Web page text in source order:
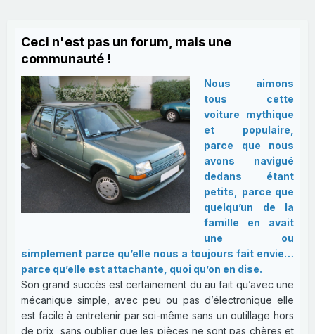
Ceci n'est pas un forum, mais une
communauté !
Nous aimons
tous cette
voiture mythique
et populaire,
parce que nous
avons navigué
dedans étant
petits, parce que
quelqu’un de la
famille en avait
une ou
simplement parce qu’elle nous a toujours fait envie…
parce qu’elle est attachante, quoi qu’on en dise.
Son grand succès est certainement du au fait qu’avec une
mécanique simple, avec peu ou pas d’électronique elle
est facile à entretenir par soi-même sans un outillage hors
de prix, sans oublier que les pièces ne sont pas chères et